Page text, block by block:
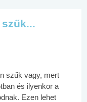
szűk vagy, mert
és ilyenkor a
Ezen lehet